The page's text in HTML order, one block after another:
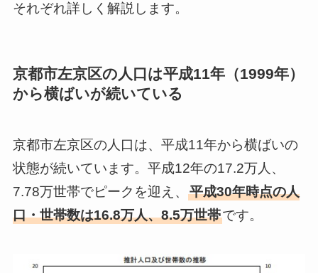
それぞれ詳しく解説します。
京都市左京区の人口は平成11年（1999年）
から横ばいが続いている
京都市左京区の人口は、平成11年から横ばいの
状態が続いています。平成12年の17.2万人、
7.78万世帯でピークを迎え、 平成30年時点の人
口・世帯数は16.8万人、8.5万世帯です。